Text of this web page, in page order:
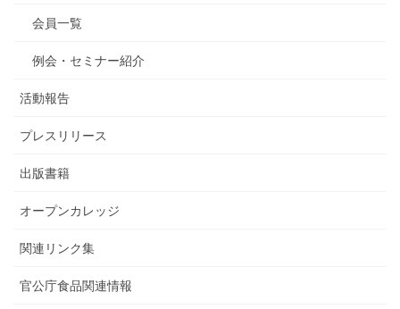
会員一覧
例会・セミナー紹介
活動報告
プレスリリース
出版書籍
オープンカレッジ
関連リンク集
官公庁食品関連情報